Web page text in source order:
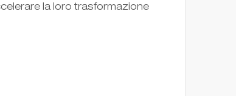
la loro trasformazione